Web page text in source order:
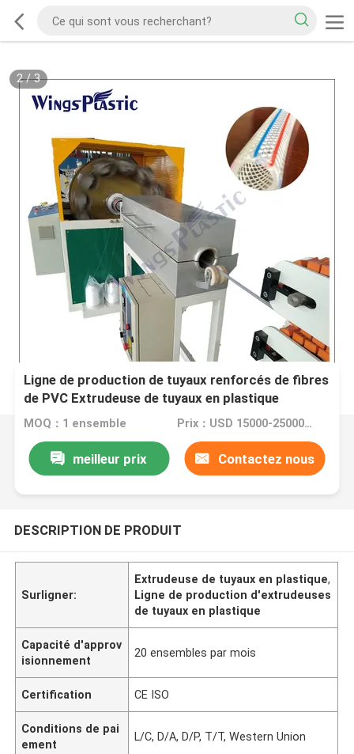
2/3
Ligne de production de tuyaux renforcés de fibres
de PVC Extrudeuse de tuyaux en plastique
MOQ：1 ensemble Prix：USD 15000-25000 per set
meilleur prix Contactez nous
DESCRIPTION DE PRODUIT
Surligner:
Extrudeuse de tuyaux en plastique,
Ligne de production d'extrudeuses
de tuyaux en plastique
Capacité d'approv
isionnement
20 ensembles par mois
Certification CE ISO
Conditions de pai
ement
L/C, D/A, D/P, T/T, Western Union